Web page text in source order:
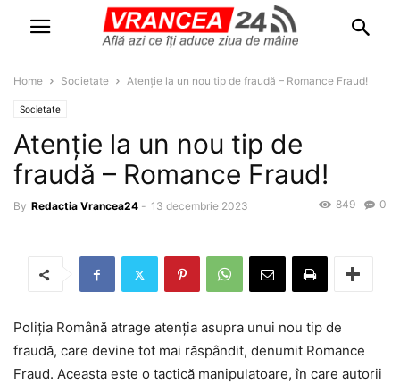
Home Societate Atenție la un nou tip de fraudă – Romance Fraud!
Societate
Atenție la un nou tip de
fraudă – Romance Fraud!
By Redactia Vrancea24 - 13 decembrie 2023 0
849
Poliția Română atrage atenția asupra unui nou tip de
fraudă, care devine tot mai răspândit, denumit Romance
Fraud. Aceasta este o tactică manipulatoare, în care autorii